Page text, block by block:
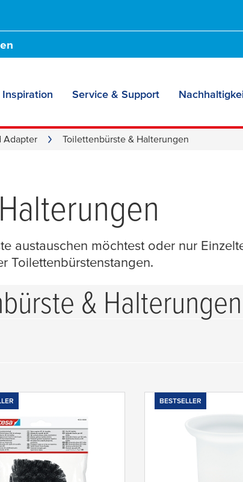
Inspiration Service & Support
Adapter Toilettenbürste & Halterungen
austauschen möchtest oder nur
Toilettenbürstenstangen.
&
BESTSELLER